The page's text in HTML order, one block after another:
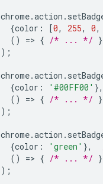
chrome.action .
{color : [0, 255, 0,
()
=> { /* ... */
);
chrome.action .
{color : '#00FF00' },
()
=> { /* ... */
);
chrome.action .
{color : 'green' },
()
=> { /* ... */
);